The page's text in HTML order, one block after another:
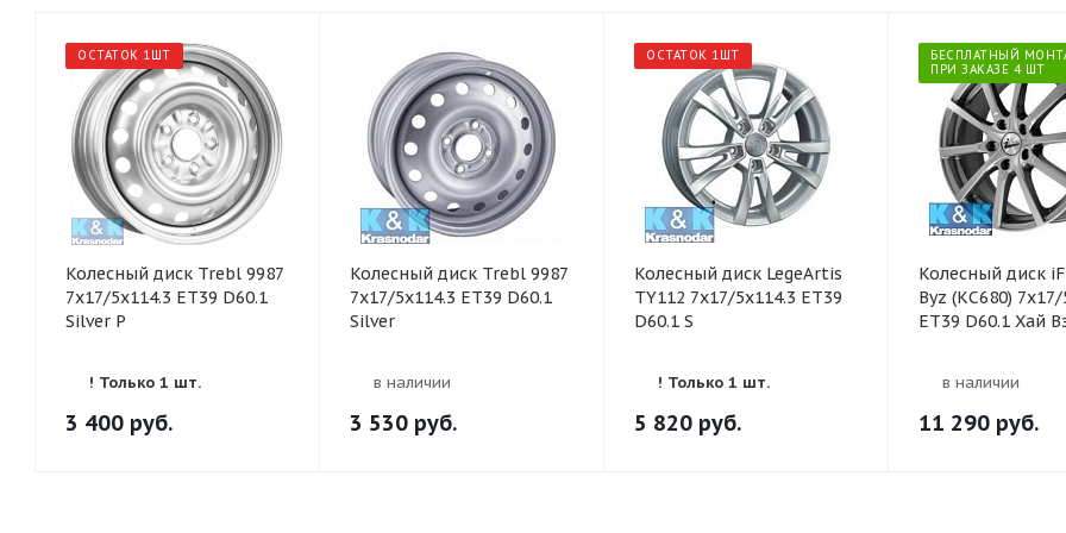
ОСТАТОК 1ШТ
Колесный диск Trebl 9987
7x17/5x114.3 ET39 D60.1
Silver P
! Только 1 шт.
3 400 руб.
Колесный диск Trebl 9987
7x17/5x114.3 ET39 D60.1
Silver
в наличии
3 530 руб.
ОСТАТОК 1ШТ
Колесный диск LegeArtis
TY112 7x17/5x114.3 ET39
D60.1 S
! Только 1 шт.
5 820 руб.
БЕСПЛАТНЫЙ
ПРИ ЗАКАЗЕ 4 ШТ
Колесный диск
Byz (КС680) 7x17/
ET39 D60.1 Хай
в наличии
11 290 руб.